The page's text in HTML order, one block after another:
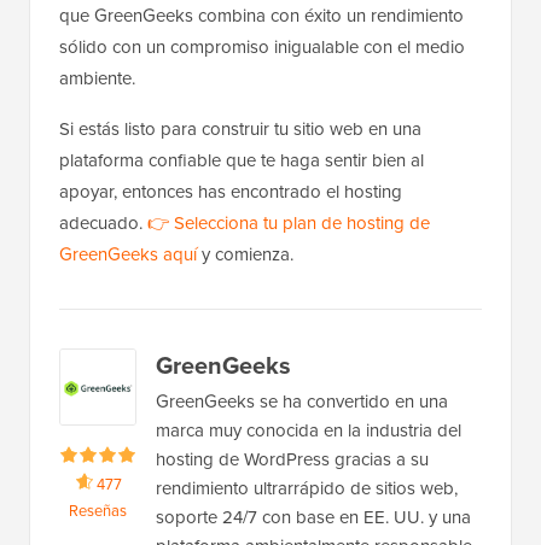
que GreenGeeks combina con éxito un rendimiento
sólido con un compromiso inigualable con el medio
ambiente.
Si estás listo para construir tu sitio web en una
plataforma confiable que te haga sentir bien al
apoyar, entonces has encontrado el hosting
adecuado.👉 Selecciona tu plan de hosting de
GreenGeeks aquíy comienza.
477
Reseñas
GreenGeeks
GreenGeeks se ha convertido en una
marca muy conocida en la industria del
hosting de WordPress gracias a su
rendimiento ultrarrápido de sitios web,
soporte 24/7 con base en EE. UU. y una